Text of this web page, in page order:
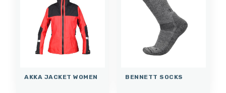
AKKA JACKET WOMEN BENNETT SOCKS